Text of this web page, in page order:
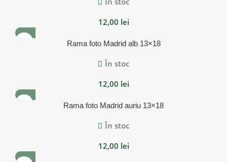
12,00 lei
Rama foto Madrid alb 13×18
În stoc
12,00 lei
Rama foto Madrid auriu 13×18
În stoc
12,00 lei